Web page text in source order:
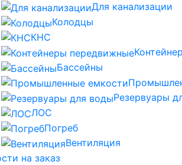
Для канализации
Колодцы
КНС
Бассейны
Резервуары
ЛОС
Погреб
Вентиляция
на заказ